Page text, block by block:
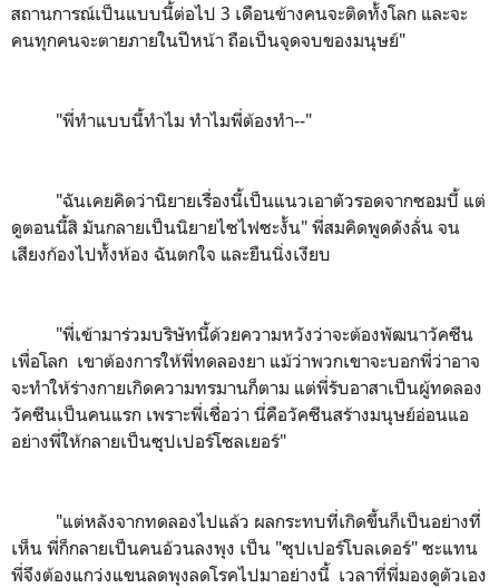
สถานการณ์เป็นแบบนี้ต่อไป 3 เดือนข้างคนจะติดทั้งโลก และจะ
คนทุกคนจะตายภายในปีหน้า ถือเป็นจุดจบของมนุษย์"
"พี่ทำแบบนี้ทำไม ทำไมพี่ต้องทำ--"
"ฉันเคยคิดว่านิยายเรื่องนี้เป็นแนวเอาตัวรอดจากซอมบี้ แต่
ดูตอนนี้สิ มันกลายเป็นนิยายไซไฟซะงั้น" พี่สมคิดพูดดังลั่น จน
เสียงก้องไปทั้งห้อง ฉันตกใจ และยืนนิ่งเงียบ
"พี่เข้ามาร่วมบริษัทนี้ด้วยความหวังว่าจะต้องพัฒนาวัคซีน
เพื่อโลก เขาต้องการให้พี่ทดลองยา แม้ว่าพวกเขาจะบอกพี่ว่าอาจ
จะทำให้ร่างกายเกิดความทรมานก็ตาม แต่พี่รับอาสาเป็นผู้ทดลอง
วัคซีนเป็นคนแรก เพราะพี่เชื่อว่า นี่คือวัคซีนสร้างมนุษย์อ่อนแอ
อย่างพี่ให้กลายเป็นซุปเปอร์โซลเยอร์"
"แต่หลังจากทดลองไปแล้ว ผลกระทบที่เกิดขึ้นก็เป็นอย่างที่
เห็น พี่ก็กลายเป็นคนอ้วนลงพุง เป็น "ซุปเปอร์โบลเดอร์" ซะแทน
พี่จึงต้องแกว่งแขนลดพุงลดโรคไปมาอย่างนี้ เวลาที่พี่มองดูตัวเอง